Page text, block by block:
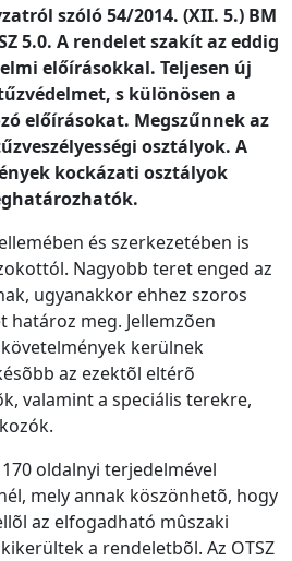
szóló 54/2014. (XII. 5.) BM
5.0. A rendelet szakít az eddig
előírásokkal. Teljesen új
s különösen a
előírásokat. Megszűnnek az
osztályok. A
kockázati osztályok
és szerkezetében is
Nagyobb teret enged az
ugyanakkor ehhez szoros
határoz meg. Jellemzõen
kerülnek
az ezektõl eltérõ
valamint a speciális terekre,
oldalnyi terjedelmével
mely annak köszönhetõ, hogy
az elfogadható mûszaki
a rendeletbõl. Az OTSZ